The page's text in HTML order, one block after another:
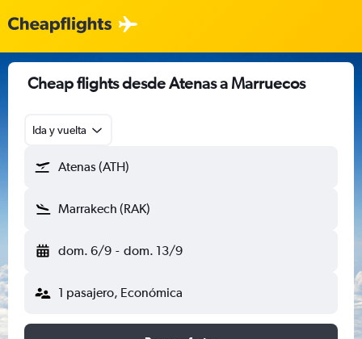
Cheap flights desde Atenas a Marruecos
Ida y vuelta
Atenas (ATH)
Marrakech (RAK)
dom. 6/9 - dom. 13/9
1 pasajero, Económica